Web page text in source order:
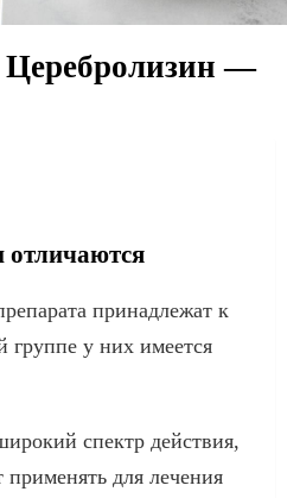
Церебролизин —
отличаются
принадлежат к
группе у них имеется
спектр действия,
для лечения